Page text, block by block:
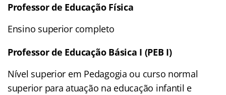
Professor de Educação Física
Ensino superior completo
Professor de Educação Básica I (PEB I)
Nível superior em Pedagogia ou curso normal
superior para atuação na educação infantil e